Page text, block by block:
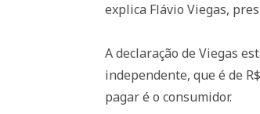
explica Flávio Viegas,
A declaração de Viegas
independente, que é de
pagar é o consumidor.